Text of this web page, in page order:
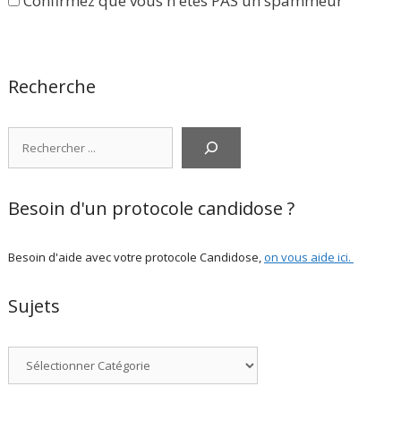
Recherche
Besoin d'un protocole candidose ?
Besoin d'aide avec votre protocole Candidose,on vous aide ici.
Sujets